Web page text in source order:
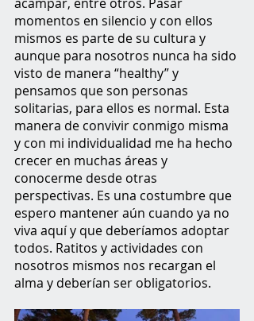
momentos en silencio y con ellos
mismos es parte de su cultura y
aunque para nosotros nunca ha sido
visto de manera “healthy” y
pensamos que son personas
solitarias, para ellos es normal. Esta
manera de convivir conmigo misma
y con mi individualidad me ha hecho
crecer en muchas áreas y
conocerme desde otras
perspectivas. Es una costumbre que
espero mantener aún cuando ya no
viva aquí y que deberíamos adoptar
todos. Ratitos y actividades con
nosotros mismos nos recargan el
alma y deberían ser obligatorios.